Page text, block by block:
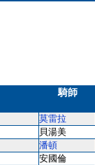
騎師
莫雷拉
貝湯美
潘頓
安國倫